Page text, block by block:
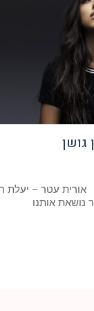
גושן
אורית עטר – יעלת
נושאת אותנו